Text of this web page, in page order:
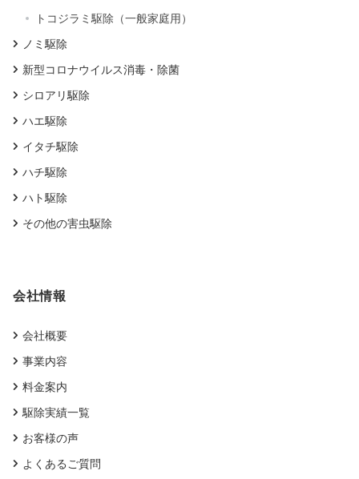
トコジラミ駆除（一般家庭用）
ノミ駆除
新型コロナウイルス消毒・除菌
シロアリ駆除
ハエ駆除
イタチ駆除
ハチ駆除
ハト駆除
その他の害虫駆除
会社情報
会社概要
事業内容
料金案内
駆除実績一覧
お客様の声
よくあるご質問